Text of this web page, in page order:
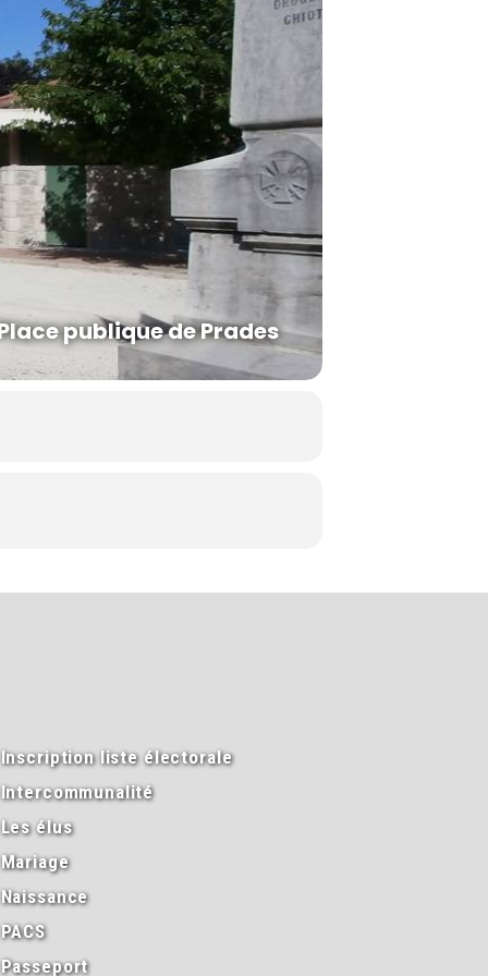
publique de Prades
Inscription liste électorale
Intercommunalité
Les élus
Mariage
Naissance
PACS
Passeport